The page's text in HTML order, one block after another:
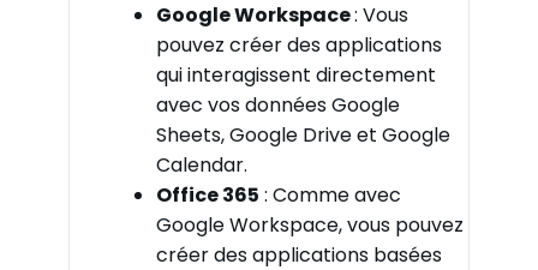
Google Workspace: Vous
pouvez créer des applications
qui interagissent directement
avec vos données Google
Sheets, Google Drive et Google
Calendar.
Office 365 : Comme avec
Google Workspace, vous pouvez
créer des applications basées